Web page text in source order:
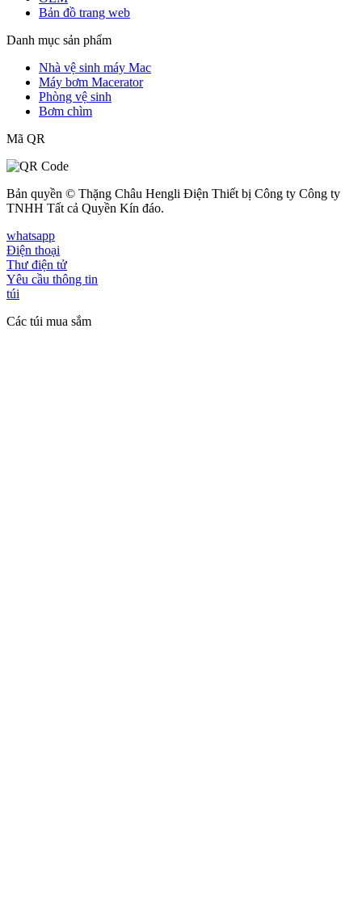
Bản đồ trang web
Danh mục sản phẩm
Nhà vệ sinh máy Mac
Máy bơm Macerator
Phòng vệ sinh
Bơm chìm
Mã QR
Bản quyền © Thặng Châu Hengli Điện Thiết bị Công ty Công ty
TNHH Tất cả Quyền Kín đáo.
whatsapp
Điện thoại
Thư điện tử
Yêu cầu thông tin
túi
Các túi mua sắm